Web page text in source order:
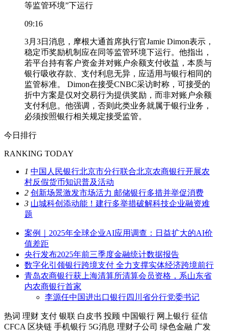
等监管环境”下运行
09:16
3月3日消息，摩根大通首席执行官Jamie Dimon表示，
稳定币奖励机制应在同等监管环境下运行。他指出，
若平台持有客户资金并对账户余额支付收益，本质与
银行吸收存款、支付利息无异，应适用与银行相同的
监管标准。 Dimon在接受CNBC采访时称，可接受的
折中方案是仅对交易行为提供奖励，而非对账户余额
支付利息。他强调，否则此类业务就属于银行业务，
必须按照银行相关规定接受监管。
今日排行
RANKING TODAY
1 中国人民银行北京市分行联合北京农商银行开展农
村反假货币知识普及活动
2 创新场景激发市场活力 邮储银行多措并举促消费
3 山城科创添动能！建行多举措破解科技企业融资难
题
案例｜2025年全球企业AI应用调查：日益扩大的AI价
值差距
央行发布2025年前三季度金融统计数据报告
数字化引领银行跨境支付 全力支撑实体经济跨境前行
青岛农商银行获上海清算所清算会员资格，系山东省
内农商银行首家
李源任中国进出口银行四川省分行党委书记
热词 理财 支付 银联 白皮书 投顾 中国银行 网上银行 征信
CFCA 区块链 手机银行 5G消息 理财子公司 绿色金融 广发